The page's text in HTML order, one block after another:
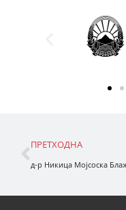
ПРЕТХОДНА
д-р Никица Мојсоска